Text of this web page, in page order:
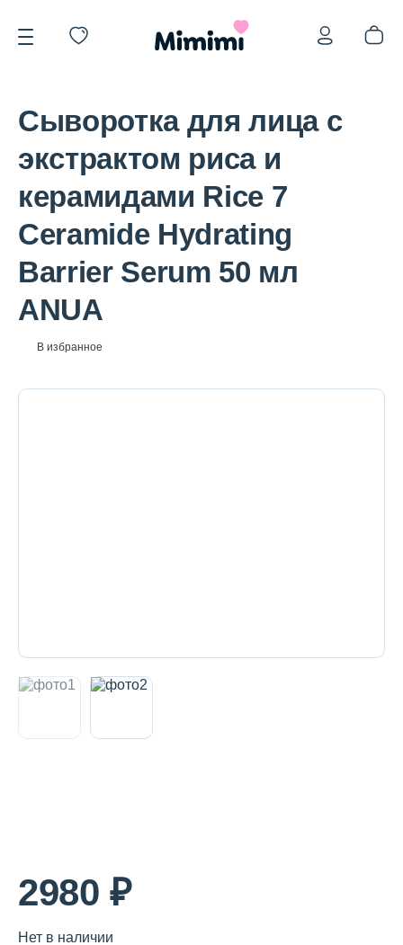
*OVERSTOCK -30%
Уход за лицом
Волосы
Аксессуары
Бытовая химия
Политика конфиденциальности
Контактная информация
Сыворотка для лица с
экстрактом риса и
керамидами Rice 7
Ceramide Hydrating
Barrier Serum 50 мл
ANUA
В избранное
2980 ₽
Нет в наличии